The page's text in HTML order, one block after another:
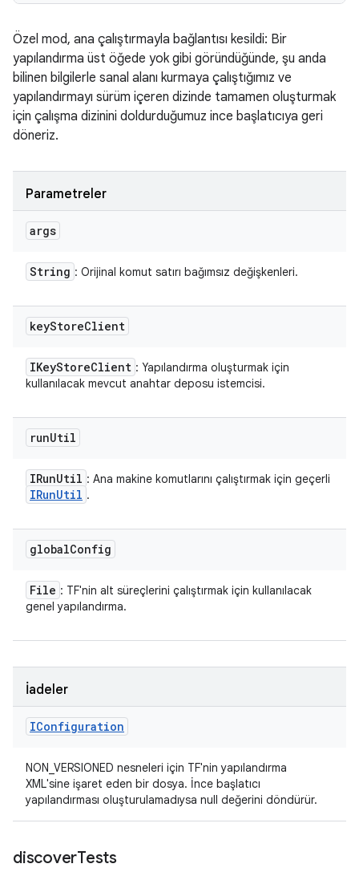
Özel mod, ana çalıştırmayla bağlantısı kesildi: Bir
yapılandırma üst öğede yok gibi göründüğünde, şu anda
bilinen bilgilerle sanal alanı kurmaya çalıştığımız ve
yapılandırmayı sürüm içeren dizinde tamamen oluşturmak
için çalışma dizinini doldurduğumuz ince başlatıcıya geri
döneriz.
Parametreler
args
String : Orijinal komut satırı bağımsız değişkenleri.
keyStoreClient
IKeyStoreClient : Yapılandırma oluşturmak için
kullanılacak mevcut anahtar deposu istemcisi.
runUtil
IRunUtil : Ana makine komutlarını çalıştırmak için geçerli
IRunUtil .
globalConfig
File : TF'nin alt süreçlerini çalıştırmak için kullanılacak
genel yapılandırma.
İadeler
IConfiguration
NON_VERSIONED nesneleri için TF'nin yapılandırma
XML'sine işaret eden bir dosya. İnce başlatıcı
yapılandırması oluşturulamadıysa null değerini döndürür.
discoverTests